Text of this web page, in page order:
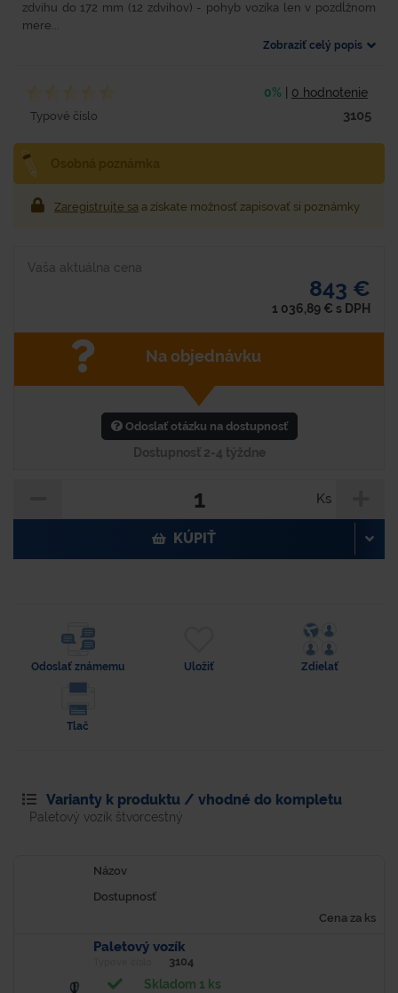
zdvihu do 172 mm (12 zdvihov) - pohyb vozíka len v pozdĺžnom
mere...
Zobraziť celý popis
0% 0 hodnotenie
Typové číslo 3105
Zaregistrujte sa a získate možnosť zapisovať si poznámky
Vaša aktuálna cena
843 €
1 036,89 € s DPH
Na objednávku
Odoslať otázku na dostupnosť
Dostupnosť 2-4 týždne
Ks
KÚPIŤ
Odoslať známemu Uložiť Zdielať
Tlač
Varianty k produktu / vhodné do kompletu
Paletový vozík štvorcestný
Názov
Dostupnosť
Cena za ks
Paletový vozík
3104
Skladom 1 ks